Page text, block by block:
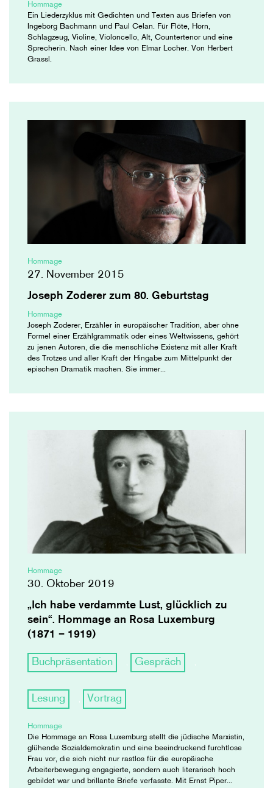
Hommage
Ein Liederzyklus mit Gedichten und Texten aus Briefen von
Ingeborg Bachmann und Paul Celan. Für Flöte, Horn,
Schlagzeug, Violine, Violoncello, Alt, Countertenor und eine
Sprecherin. Nach einer Idee von Elmar Locher. Von Herbert
Grassl.
Hommage
27. November 2015
Joseph Zoderer zum 80. Geburtstag
Hommage
Joseph Zoderer, Erzähler in europäischer Tradition, aber ohne
Formel einer Erzählgrammatik oder eines Weltwissens, gehört
zu jenen Autoren, die die menschliche Existenz mit aller Kraft
des Trotzes und aller Kraft der Hingabe zum Mittelpunkt der
epischen Dramatik machen. Sie immer...
Hommage
30. Oktober 2019
„Ich habe verdammte Lust, glücklich zu
sein“. Hommage an Rosa Luxemburg
(1871 – 1919)
Buchpräsentation , Gespräch ,
Lesung , Vortrag
Hommage
Die Hommage an Rosa Luxemburg stellt die jüdische Marxistin,
glühende Sozialdemokratin und eine beeindruckend furchtlose
Frau vor, die sich nicht nur rastlos für die europäische
Arbeiterbewegung engagierte, sondern auch literarisch hoch
gebildet war und brillante Briefe verfasste. Mit Ernst Piper...